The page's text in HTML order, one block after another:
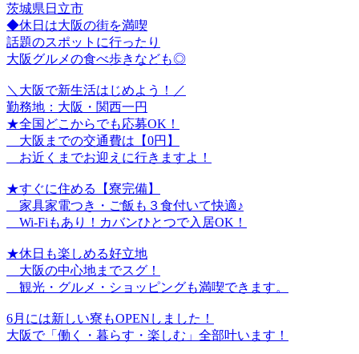
茨城県日立市
◆休日は大阪の街を満喫
話題のスポットに行ったり
大阪グルメの食べ歩きなども◎
＼大阪で新生活はじめよう！／
勤務地：大阪・関西一円
★全国どこからでも応募OK！
大阪までの交通費は【0円】
お近くまでお迎えに行きますよ！
★すぐに住める【寮完備】
家具家電つき・ご飯も３食付いて快適♪
Wi-Fiもあり！カバンひとつで入居OK！
★休日も楽しめる好立地
大阪の中心地までスグ！
観光・グルメ・ショッピングも満喫できます。
6月には新しい寮もOPENしました！
大阪で「働く・暮らす・楽しむ」全部叶います！